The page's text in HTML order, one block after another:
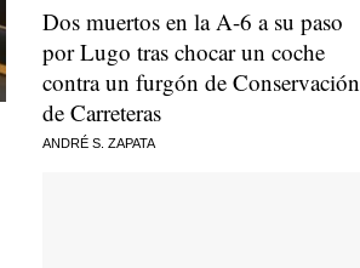
Dos muertos en la A-6 a su paso
por Lugo tras chocar un coche
contra un furgón de Conservación
de Carreteras
ANDRÉ S. ZAPATA